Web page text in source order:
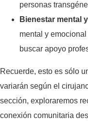
personas
Bienestar mental
mental y
buscar apoyo
Recuerde, esto es sólo
variarán según el
sección, exploraremos
conexión comunitaria